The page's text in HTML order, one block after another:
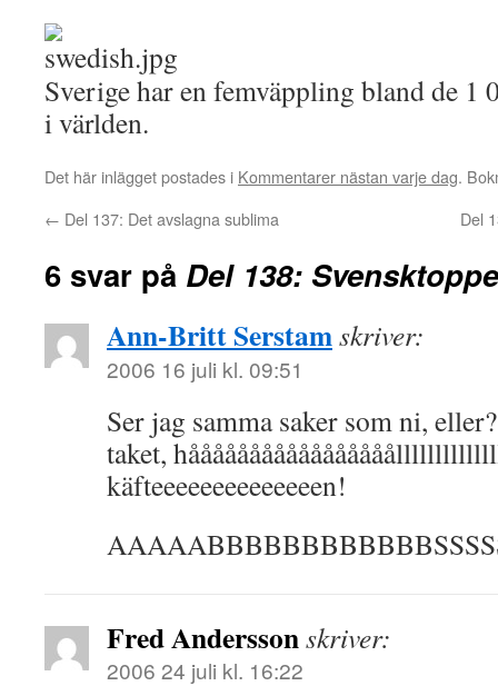
Sverige har en femväppling bland de 1
i världen.
Det här inlägget postades i Kommentarer nästan varje dag.
← Del 137: Det avslagna sublima Del
6 svar på Del 138:
Ann-Britt Serstamskriver:
2006 16 juli kl. 09:51
Ser jag samma saker som ni,
taket,
käfteeeeeeeeeeeeeen!
Fred Anderssonskriver:
2006 24 juli kl. 16:22